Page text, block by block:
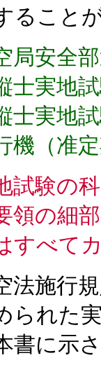
ること
局安全
士実地
士実地
機（准
試験の
領の細
すべて
法施行
られた
書に示